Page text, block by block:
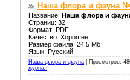
Наша флора и фауна
Название: Наша флора и
Страниц: 32
Формат: PDF
Качество: Хорошее
Размер файла: 24,5 Мб
Язык: Русский
Наша флора и фауна
Просмотров:
журнал